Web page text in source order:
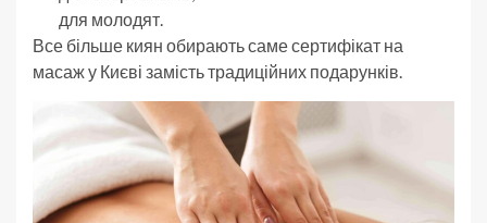
для молодят.
Все більше киян обирають саме сертифікат на
масаж у Києві замість традиційних подарунків.